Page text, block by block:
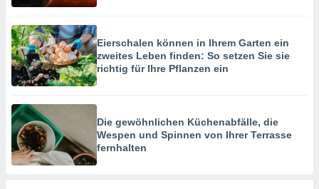
Eierschalen können in Ihrem Garten ein
zweites Leben finden: So setzen Sie sie
richtig für Ihre Pflanzen ein
Die gewöhnlichen Küchenabfälle, die
Wespen und Spinnen von Ihrer Terrasse
fernhalten